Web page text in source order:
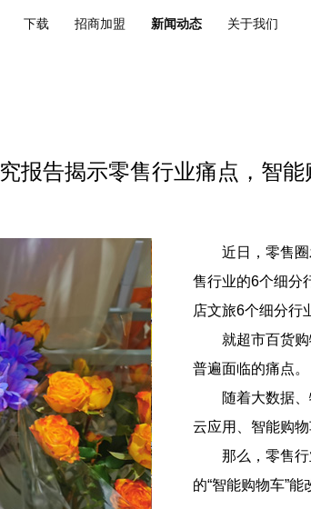
下载 招商加盟 新闻动态 关于我们
报告揭示零售行业痛点，智能
近日，零售圈
售行业的6个细分
店文旅6个细分行
就超市百货购
普遍面临的痛点。
随着大数据、
云应用、智能购
那么，零售行
的“智能购物车”能